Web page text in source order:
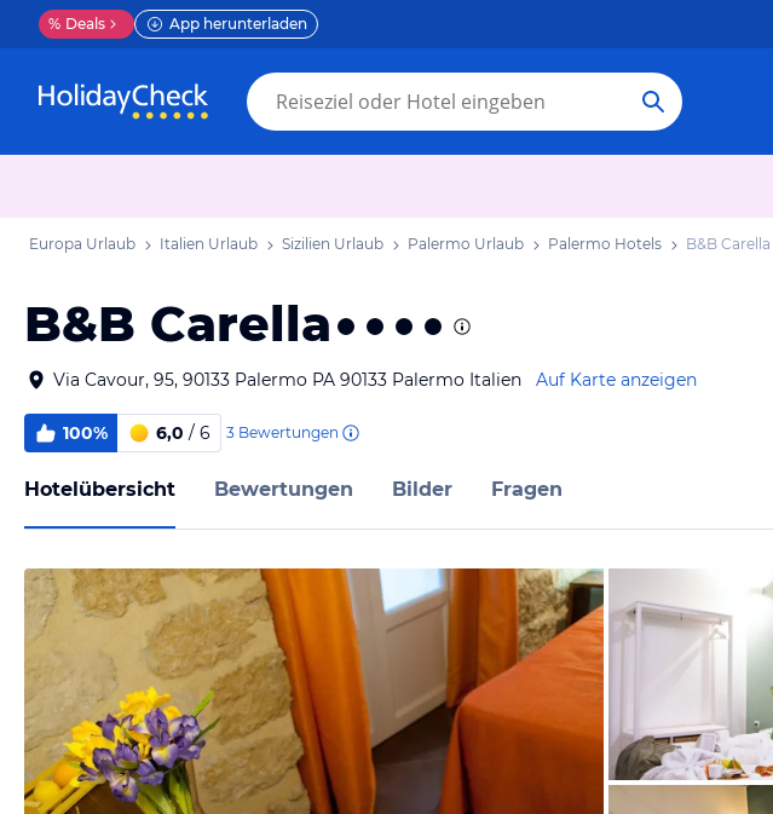
% Deals App herunterladen
Europa Urlaub Italien Urlaub Sizilien Urlaub Palermo Urlaub Palermo Hotels B&B Carella
B&B Carella
Via Cavour, 95, 90133 Palermo PA 90133 Palermo Italien Auf Karte anzeigen
100% 6,0 / 6 3 Bewertungen
Hotelübersicht Bewertungen Bilder Fragen